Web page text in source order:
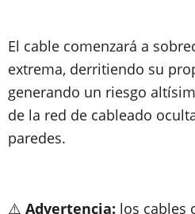
El cable comenzará a
extrema, derritiendo su
generando un riesgo
de la red de cableado
paredes.
⚠️ Advertencia: los cables